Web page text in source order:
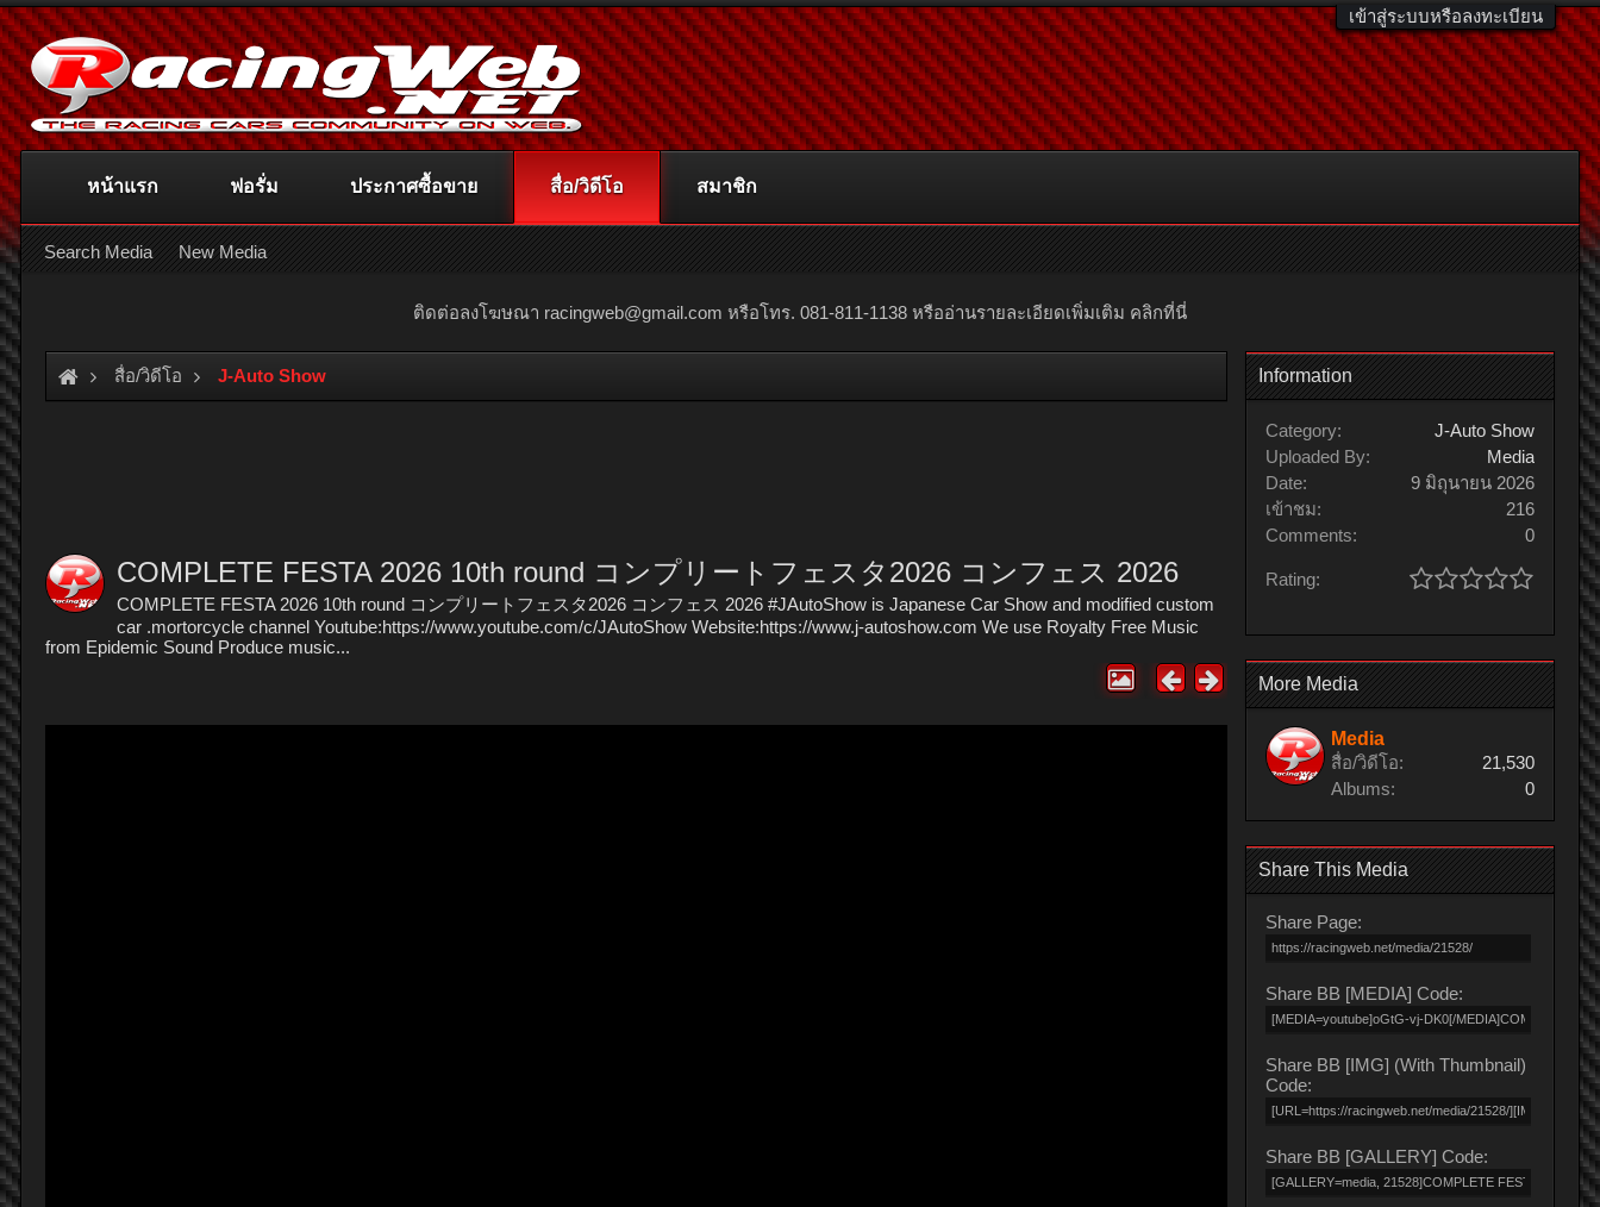
เข้าสู่ระบบหรือลงทะเบียน
ติดต่อลงโฆษณา racingweb@gmail.com หรือโทร. 081-811-1138 หรืออ่านรายละเอียดเพิ่มเติม คลิกที่นี่
สื่อ/วิดีโอ J-Auto Show
COMPLETE FESTA 2026 10th round コンプリートフェスタ2026 コンフェス 2026
COMPLETE FESTA 2026 10th round コンプリートフェスタ2026 コンフェス 2026 #JAutoShow is Japanese Car Show and modified custom
car .mortorcycle channel Youtube:https://www.youtube.com/c/JAutoShow Website:https://www.j-autoshow.com We use Royalty Free Music
from Epidemic Sound Produce music...
Information
Category:
J-Auto Show
Uploaded By:
Media
Date:
9 มิถุนายน 2026
เข้าชม:
216
Comments:
0
Rating:
More Media
Media
สื่อ/วิดีโอ:
21,530
Albums:
0
Share This Media
Share Page:
Share BB [MEDIA] Code:
Share BB [IMG] (With Thumbnail)
Code:
Share BB [GALLERY] Code:
หน้าแรก ฟอรั่ม ประกาศซื้อขาย สื่อ/วิดีโอ
Search Media New Media
สมาชิก